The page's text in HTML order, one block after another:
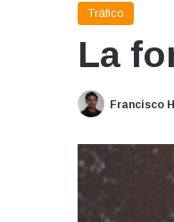
Tráfico
La
Francisco